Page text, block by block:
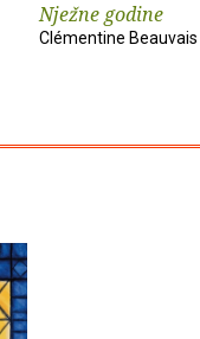
Nježne godine
Clémentine Beauvais